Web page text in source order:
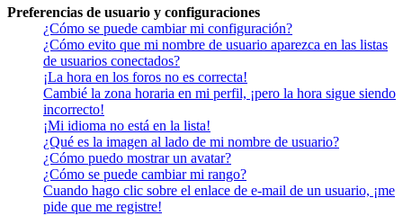
Preferencias de usuario y configuraciones
¿Cómo se puede cambiar mi configuración?
¿Cómo evito que mi nombre de usuario aparezca en las listas
de usuarios conectados?
¡La hora en los foros no es correcta!
Cambié la zona horaria en mi perfil, ¡pero la hora sigue siendo
incorrecto!
¡Mi idioma no está en la lista!
¿Qué es la imagen al lado de mi nombre de usuario?
¿Cómo puedo mostrar un avatar?
¿Cómo se puede cambiar mi rango?
Cuando hago clic sobre el enlace de e-mail de un usuario, ¡me
pide que me registre!